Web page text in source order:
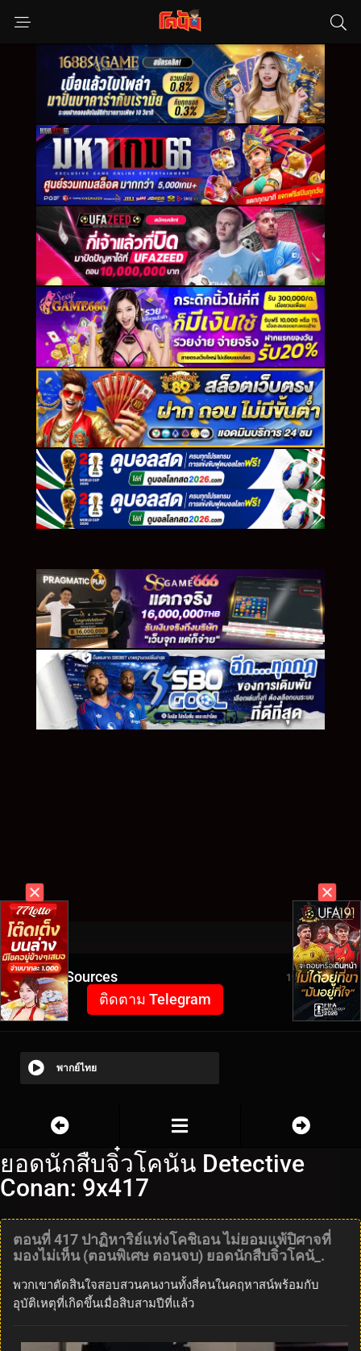
Video Sources 1921 Views
ติดตาม Telegram
พากย์ไทย
ยอดนักสืบจิ๋วโคนัน Detective
Conan: 9x417
ตอนที่ 417 ปาฏิหาริย์แห่งโคชิเอน ไม่ยอมแพ้ปิศาจที่
มองไม่เห็น (ตอนพิเศษ ตอนจบ) ยอดนักสืบจิ๋วโคนั_.
พวกเขาตัดสินใจสอบสวนคนงานทั้งสี่คนในคฤหาสน์พร้อมกับ
อุบัติเหตุที่เกิดขึ้นเมื่อสิบสามปีที่แล้ว